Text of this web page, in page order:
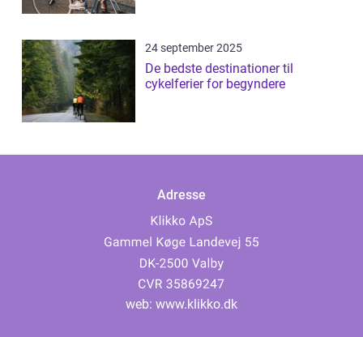
24 september 2025
De bedste destinationer til
cykelferier for begyndere
Adresse
web: www.klikko.dk